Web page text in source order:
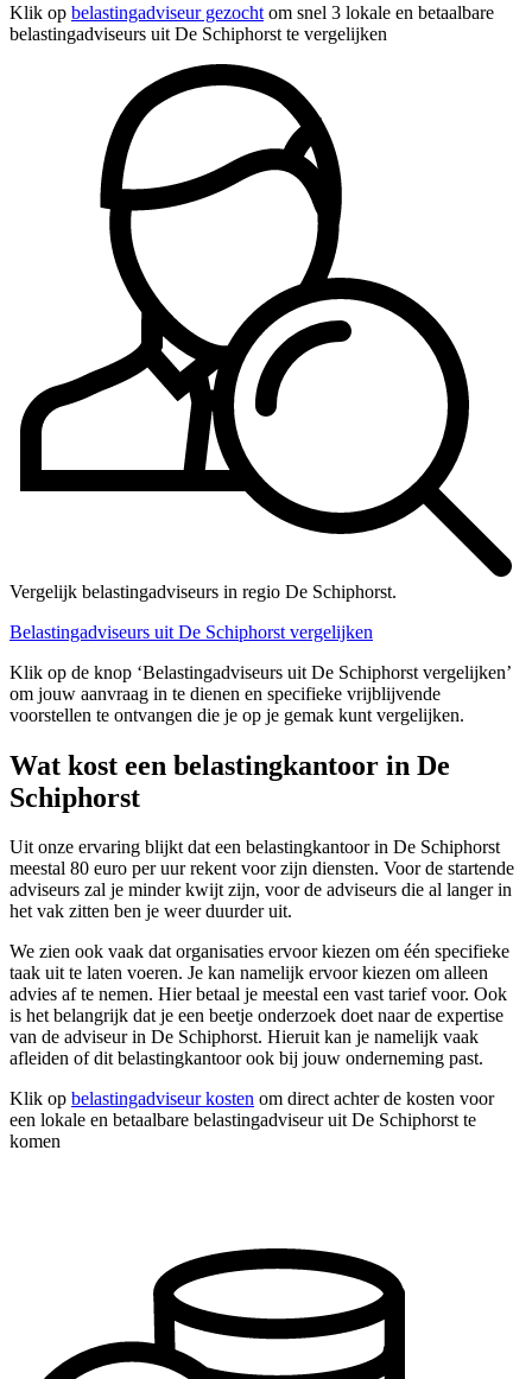
Klik op belastingadviseur gezocht om snel 3 lokale en betaalbare
belastingadviseurs uit De Schiphorst te vergelijken
Vergelijk belastingadviseurs in regio De Schiphorst.
Belastingadviseurs uit De Schiphorst vergelijken
Klik op de knop ‘Belastingadviseurs uit De Schiphorst vergelijken’
om jouw aanvraag in te dienen en specifieke vrijblijvende
voorstellen te ontvangen die je op je gemak kunt vergelijken.
Wat kost een belastingkantoor in De
Schiphorst
Uit onze ervaring blijkt dat een belastingkantoor in De Schiphorst
meestal 80 euro per uur rekent voor zijn diensten. Voor de startende
adviseurs zal je minder kwijt zijn, voor de adviseurs die al langer in
het vak zitten ben je weer duurder uit.
We zien ook vaak dat organisaties ervoor kiezen om één specifieke
taak uit te laten voeren. Je kan namelijk ervoor kiezen om alleen
advies af te nemen. Hier betaal je meestal een vast tarief voor. Ook
is het belangrijk dat je een beetje onderzoek doet naar de expertise
van de adviseur in De Schiphorst. Hieruit kan je namelijk vaak
afleiden of dit belastingkantoor ook bij jouw onderneming past.
Klik op belastingadviseur kosten om direct achter de kosten voor
een lokale en betaalbare belastingadviseur uit De Schiphorst te
komen